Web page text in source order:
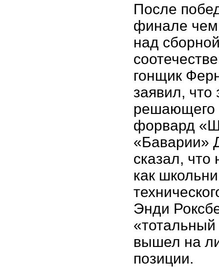
После
финале
над
гонщик
заявил, что
решающего
форвард
«Баварии»
сказал,
как
Энди
вышел на
позиции.